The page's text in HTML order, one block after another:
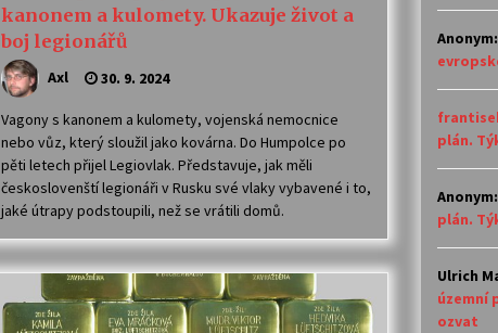
kanonem a kulomety. Ukazuje život a
boj legionářů
Axl 30. 9. 2024
Vagony s kanonem a kulomety, vojenská nemocnice
nebo vůz, který sloužil jako kovárna. Do Humpolce po
pěti letech přijel Legiovlak. Představuje, jak měli
českoslovenští legionáři v Rusku své vlaky vybavené i to,
jaké útrapy podstoupili, než se vrátili domů.
Anonym:
plán.
Anonym:
plán.
Ulrich
územní
ozvat